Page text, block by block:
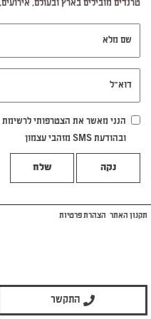
טרנדים מובילים בארץ ובעולם,
הנני מאשר את הצטרפותי
ובהודעת SMS מזהבי עצמון
נקה
התקשר
תקנון האתר הצהרת פרטיות